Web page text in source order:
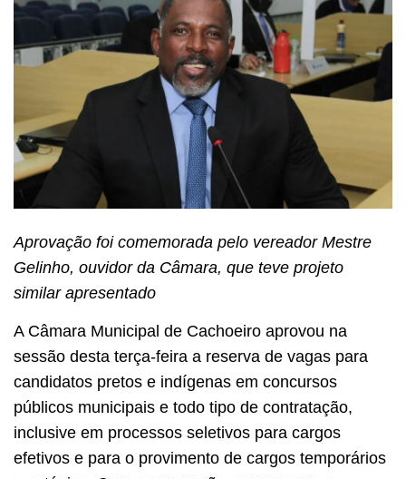
Aprovação foi comemorada pelo vereador Mestre
Gelinho, ouvidor da Câmara, que teve projeto
similar apresentado
A Câmara Municipal de Cachoeiro aprovou na
sessão desta terça-feira a reserva de vagas para
candidatos pretos e indígenas em concursos
públicos municipais e todo tipo de contratação,
inclusive em processos seletivos para cargos
efetivos e para o provimento de cargos temporários